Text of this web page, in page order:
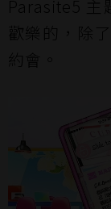
Parasite5
歡樂的，除
約會。